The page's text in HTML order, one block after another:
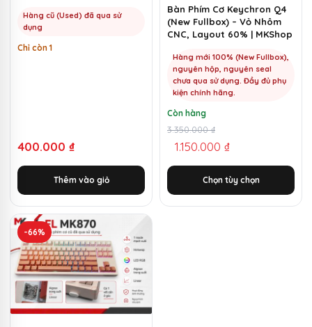
Hàng cũ (Used) đã qua sử
dụng
Chỉ còn 1
400.000 ₫
Thêm vào giỏ
Bàn Phím Cơ Keychron Q4
(New Fullbox) – Vỏ Nhôm
CNC, Layout 60% | MKShop
Hàng mới 100% (New Fullbox),
nguyên hộp, nguyên seal
chưa qua sử dụng. Đầy đủ phụ
kiện chính hãng.
Còn hàng
3.350.000₫
Giá
gốc
là:
3.350.000 ₫.
1.150.000 ₫
Giá
hiện
tại
là:
1.150.000 ₫.
Chọn tùy chọn
có
thể
được
chọn
trên
trang
sản
phẩm
-66%